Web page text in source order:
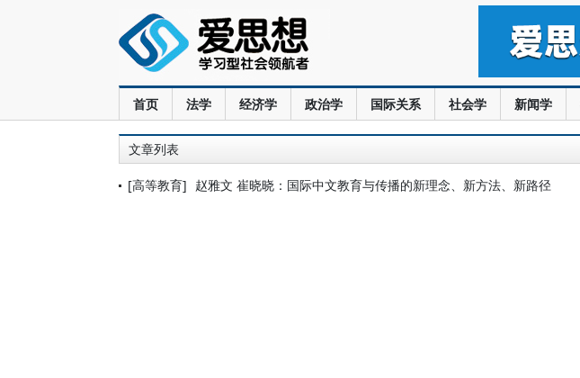
首页 法学 经济学 政治学 国际关系 社会学 新闻学
文章列表
[高等教育] 赵雅文 崔晓晓：国际中文教育与传播的新理念、新方法、新路径